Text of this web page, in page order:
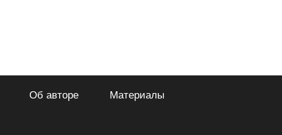
Об авторе Материалы